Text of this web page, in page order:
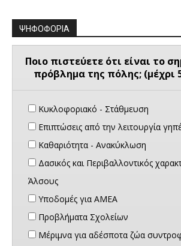
ΨΗΦΟΦΟΡΙΑ
Ποιο πιστεύετε ότι είναι το
πρόβλημα της πόλης; (μέχρι
Κυκλοφοριακό - Στάθμευση
Επιπτώσεις από την λειτουργία
Καθαριότητα - Ανακύκλωση
Δασικός και Περιβαλλοντικός
Άλσους
Υποδομές για ΑΜΕΑ
Προβλήματα Σχολείων
Μέριμνα για αδέσποτα ζώα